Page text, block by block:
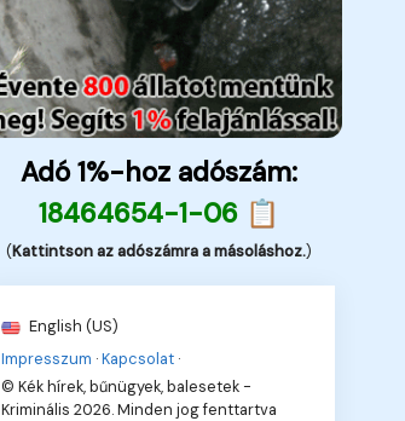
Adó 1%-hoz adószám:
18464654-1-06 📋
(Kattintson az adószámra a másoláshoz.)
English (US)
Impresszum ·Kapcsolat ·
© Kék hírek, bűnügyek, balesetek -
Kriminális 2026. Minden jog fenttartva